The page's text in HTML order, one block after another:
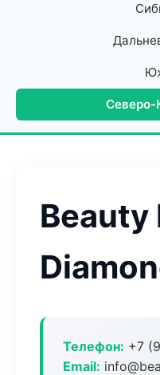
Северо-
Beauty
Телефон: +7
Email: